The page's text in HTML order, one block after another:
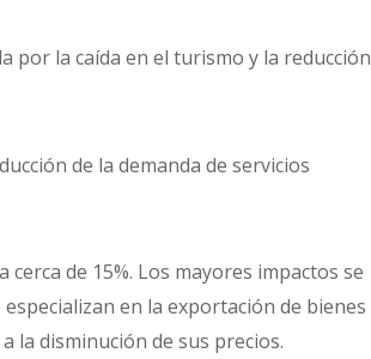
por la caída en el turismo y la reducción
de la demanda de servicios
de 15%. Los mayores impactos se
en la exportación de bienes
la disminución de sus precios.